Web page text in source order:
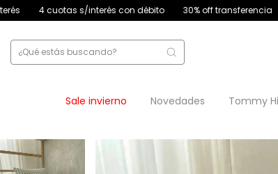
débito 30% off transferencia 12 cuotas sin interés 4
Sale invierno Novedades Tommy